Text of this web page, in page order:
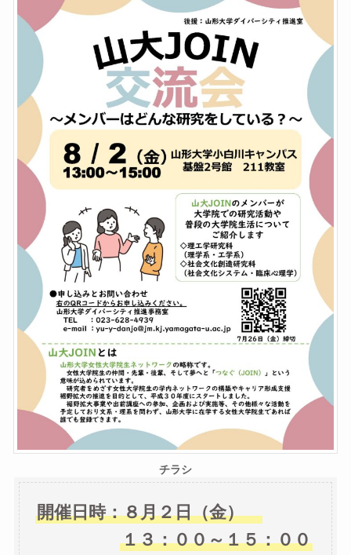
チラシ
開催日時：８月２日（金）
１３：００～１５：００